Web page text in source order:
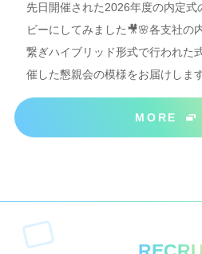
先日開催された2026年度の内定式
ビーにしてみました🎥🌸各支社の
繋ぎハイブリッド形式で行われた
催した懇親会の模様をお届けしま
ださいね＾＾
MORE